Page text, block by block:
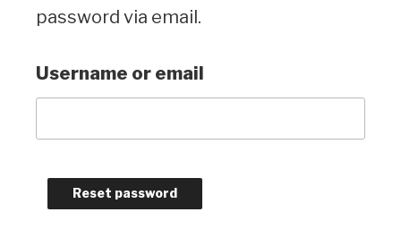
password via email.
Username or email
Reset password